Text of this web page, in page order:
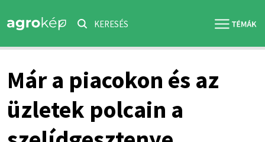
KERESÉS
Már a piacokon és az
üzletek polcain a